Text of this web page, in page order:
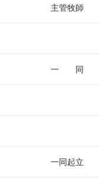
主管牧師
一 同
一同起立